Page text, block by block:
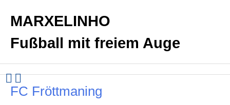
MARXELINHO
Fußball mit freiem Auge
FC Fröttmaning